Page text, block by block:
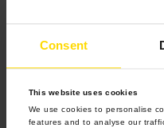
Consent
This website uses cookies
We use cookies to personalise
features and to analyse our
Wasze fotoksiażki to